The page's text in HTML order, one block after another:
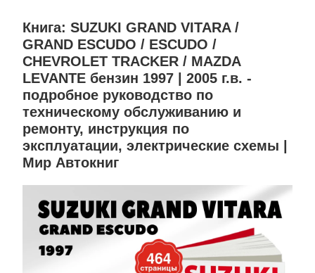
Книга: SUZUKI GRAND VITARA /
GRAND ESCUDO / ESCUDO /
CHEVROLET TRACKER / MAZDA
LEVANTE бензин 1997 | 2005 г.в. -
подробное руководство по
техническому обслуживанию и
ремонту, инструкция по
эксплуатации, электрические схемы |
Мир Автокниг